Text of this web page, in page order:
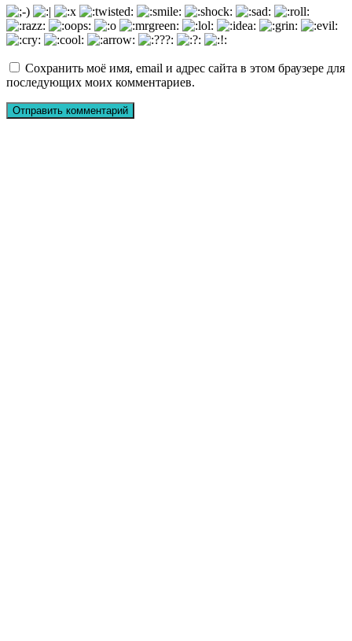
Сохранить моё имя, email и адрес сайта в этом браузере для
последующих моих комментариев.